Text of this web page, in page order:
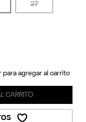
27
para agregar al carrito
CARRITO